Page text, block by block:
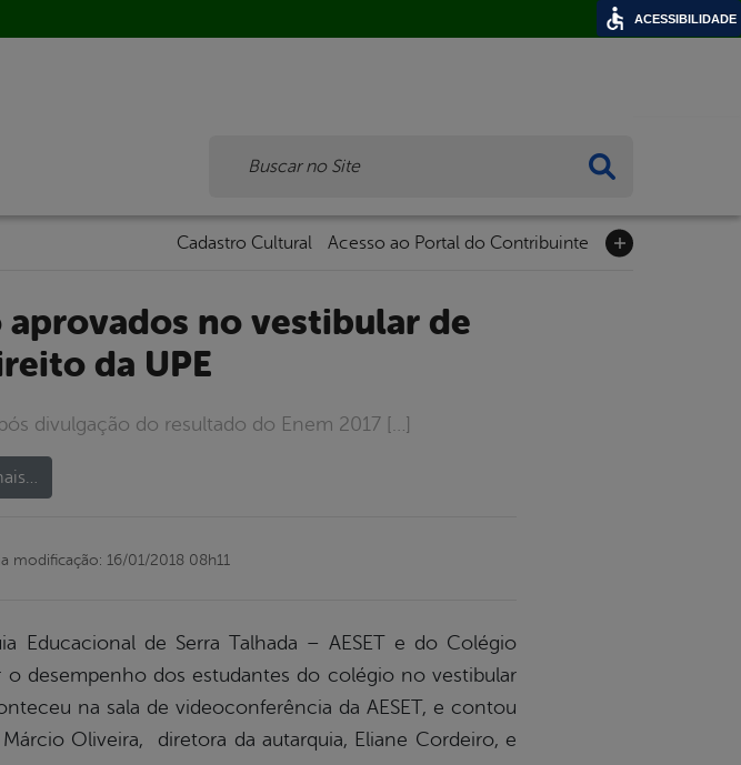
Cadastro Cultural Acesso ao Portal do Contribuinte
da UPE
divulgação do resultado do Enem 2017 […]
modificação: 16/01/2018 08h11
Educacional de Serra Talhada – AESET e do Colégio
o desempenho dos estudantes do colégio no vestibular
na sala de videoconferência da AESET, e contou
Oliveira, diretora da autarquia, Eliane Cordeiro, e
ACESSIBILIDADE